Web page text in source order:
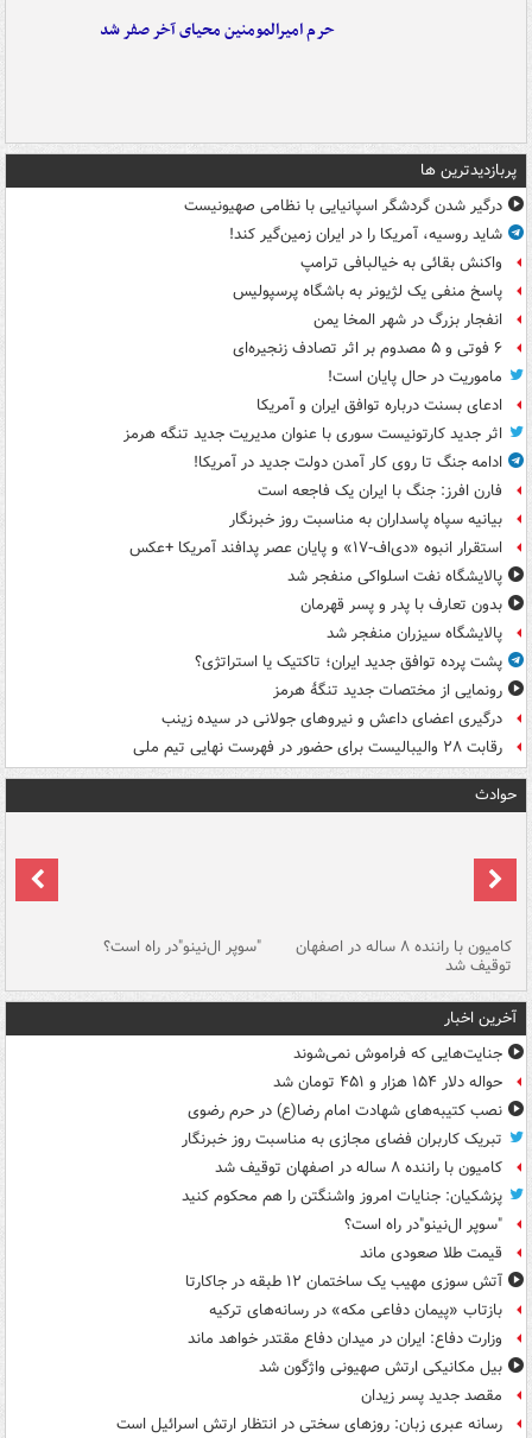
حرم امیرالمومنین محیای آخر صفر شد
پربازدیدترین ها
درگیر شدن گردشگر اسپانیایی با نظامی صهیونیست
شاید روسیه، آمریکا را در ایران زمین‌گیر کند!
واکنش بقائی به خیالبافی ترامپ
پاسخ منفی یک لژیونر به باشگاه پرسپولیس
انفجار بزرگ در شهر المخا یمن
۶ فوتی و ۵ مصدوم بر اثر تصادف زنجیره‌ای
ماموریت در حال پایان است!
ادعای بسنت درباره توافق ایران و آمریکا
اثر جدید کارتونیست سوری با عنوان مدیریت جدید تنگه هرمز
ادامه جنگ تا روی کار آمدن دولت جدید در آمریکا!
فارن افرز: جنگ با ایران یک فاجعه است
بیانیه سپاه پاسداران به مناسبت روز خبرنگار
استقرار انبوه «دی‌اف‑۱۷» و پایان عصر پدافند آمریکا +عکس
پالایشگاه نفت اسلواکی منفجر شد
بدون تعارف با پدر و پسر قهرمان
پالایشگاه سیزران منفجر شد
پشت پرده توافق جدید ایران؛ تاکتیک یا استراتژی؟
رونمایی از مختصات جدید تنگۀ هرمز
درگیری اعضای داعش و نیروهای جولانی در سیده زینب
رقابت ۲۸ والیبالیست برای حضور در فهرست نهایی تیم ملی
حوادث
کامیون با راننده ۸ ساله در اصفهان
توقیف شد
"سوپر ال‌نینو"در راه است؟
آخرین اخبار
جنایت‌هایی که فراموش نمی‌شوند
حواله دلار ۱۵۴ هزار و ۴۵۱ تومان شد
نصب کتیبه‌های شهادت امام رضا(ع) در حرم رضوی
تبریک کاربران فضای مجازی به مناسبت روز خبرنگار
کامیون با راننده ۸ ساله در اصفهان توقیف شد
پزشکیان: جنایات امروز واشنگتن را هم محکوم کنید
"سوپر ال‌نینو"در راه است؟
قیمت طلا صعودی ماند
آتش سوزی مهیب یک ساختمان ۱۲ طبقه در جاکارتا
بازتاب «پیمان دفاعی مکه» در رسانه‌های ترکیه
وزارت دفاع: ایران در میدان دفاع مقتدر خواهد ماند
بیل مکانیکی ارتش صهیونی واژگون شد
مقصد جدید پسر زیدان
رسانه عبری زبان: روزهای سختی در انتظار ارتش اسرائیل است